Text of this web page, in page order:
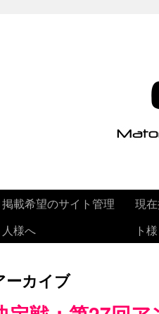
掲載希望のサイト管理
人様へ
現
ト様
ーカイブ